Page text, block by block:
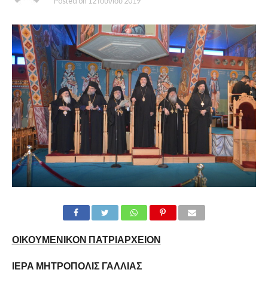
ΟΙΚΟΥΜΕΝΙΚΟΝ ΠΑΤΡΙΑΡΧΕΙΟΝ
ΙΕΡΑ ΜΗΤΡΟΠΟΛΙΣ ΓΑΛΛΙΑΣ